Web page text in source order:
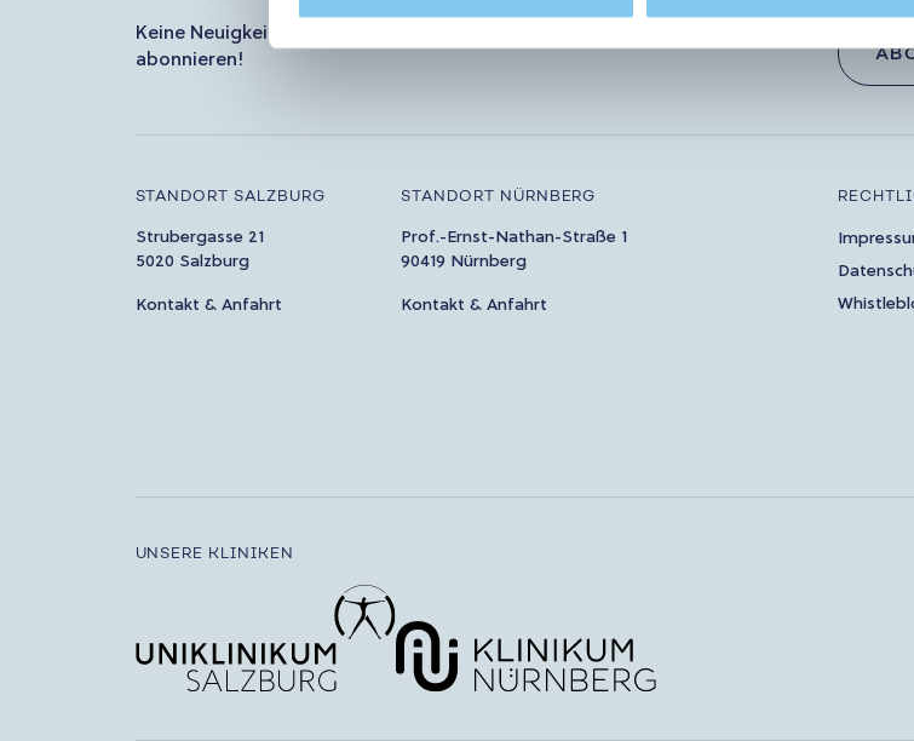
Keine Neuigkeiten zur PMU mehr verpassen. Jetzt den Newsletter
abonnieren!
STANDORT SALZBURG
Strubergasse 21
5020 Salzburg
Kontakt & Anfahrt
STANDORT NÜRNBERG
Prof.-Ernst-Nathan-Straße 1
90419 Nürnberg
Kontakt & Anfahrt
UNSERE KLINIKEN